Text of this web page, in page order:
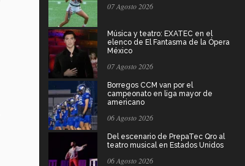
07 Agosto 2026
Música y teatro: EXATEC en el
elenco de El Fantasma de la Ópera
México
07 Agosto 2026
Borregos CCM van por el
campeonato en liga mayor de
americano
06 Agosto 2026
Del escenario de PrepaTec Qro al
teatro musical en Estados Unidos
06 Agosto 2026